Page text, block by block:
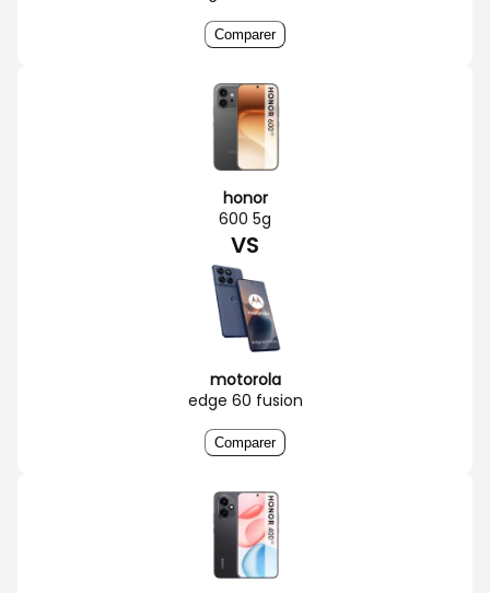
Comparer
honor
600 5g
VS
motorola
edge 60 fusion
Comparer